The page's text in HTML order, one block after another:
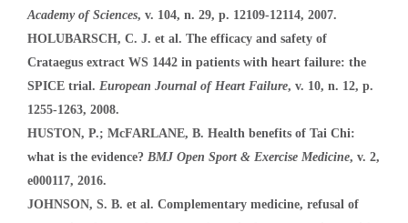
Academy of Sciences, v. 104, n. 29, p. 12109-12114, 2007.
HOLUBARSCH, C. J. et al. The efficacy and safety of
Crataegus extract WS 1442 in patients with heart failure: the
SPICE trial. European Journal of Heart Failure, v. 10, n. 12, p.
1255-1263, 2008.
HUSTON, P.; McFARLANE, B. Health benefits of Tai Chi:
what is the evidence? BMJ Open Sport & Exercise Medicine, v. 2,
e000117, 2016.
JOHNSON, S. B. et al. Complementary medicine, refusal of